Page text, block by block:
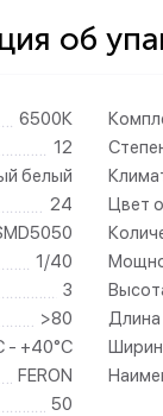
об
6500К
12
белый
24
1/40
3
>80
- +40°C
FERON
50
Цвет
Длина